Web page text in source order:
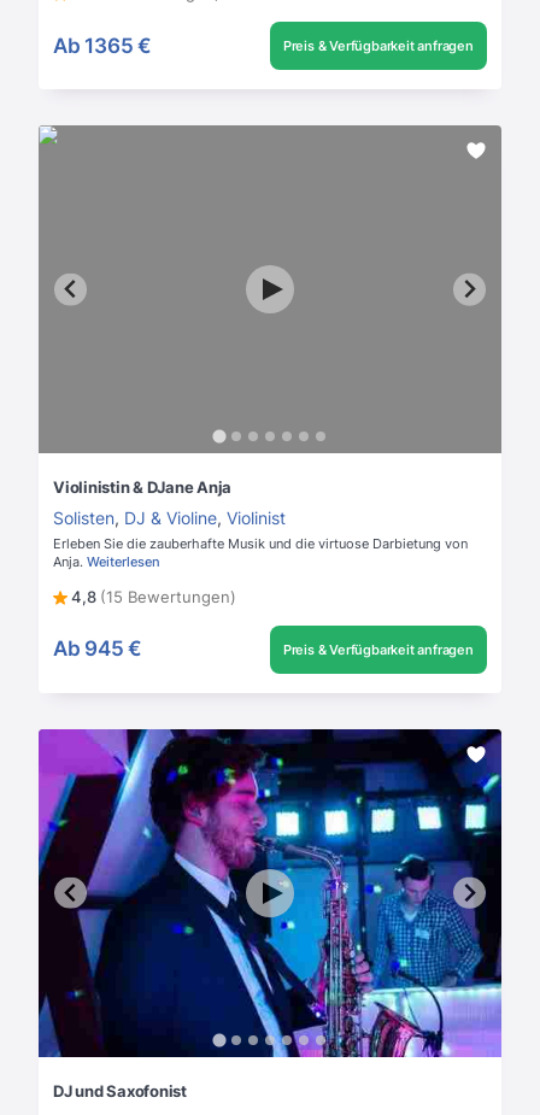
Ab 1365 € Preis & Verfügbarkeit anfragen
Violinistin & DJane Anja
Solisten, DJ & Violine, Violinist
Erleben Sie die zauberhafte Musik und die virtuose Darbietung von
Anja. Weiterlesen
4,8 (15 Bewertungen)
Ab 945 € Preis & Verfügbarkeit anfragen
DJ und Saxofonist